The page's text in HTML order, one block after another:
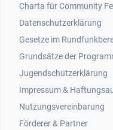
Footer 1
Charta für Community
Datenschutzerklärung
Gesetze im
Grundsätze der
Jugendschutzerklärung
Impressum &
Nutzungsvereinbarung
Footer 2
Förderer & Partner